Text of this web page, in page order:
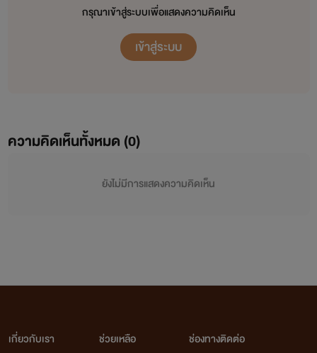
กรุณาเข้าสู่ระบบเพื่อแสดงความคิดเห็น
เข้าสู่ระบบ
ความคิดเห็นทั้งหมด (0)
ยังไม่มีการแสดงความคิดเห็น
เกี่ยวกับเรา
ช่วยเหลือ
ช่องทางติดต่อ